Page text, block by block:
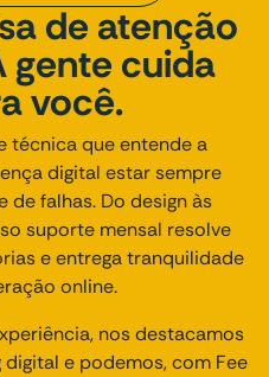
de atenção
gente cuida
você.
técnica que entende a
digital estar sempre
de falhas. Do design às
suporte mensal resolve
e entrega tranquilidade
online.
nos destacamos
e podemos, com Fee